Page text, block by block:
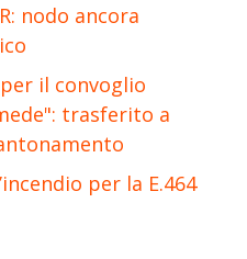
nodo ancora
il convoglio
trasferito a
per la E.464